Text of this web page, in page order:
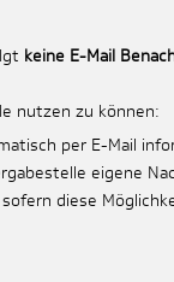
keine E-Mail
nutzen zu können:
per E-Mail
eigene
diese